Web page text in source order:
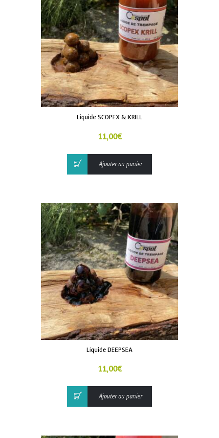
Liquide SCOPEX & KRILL
11,00€
Ajouter au panier
Liquide DEEPSEA
11,00€
Ajouter au panier